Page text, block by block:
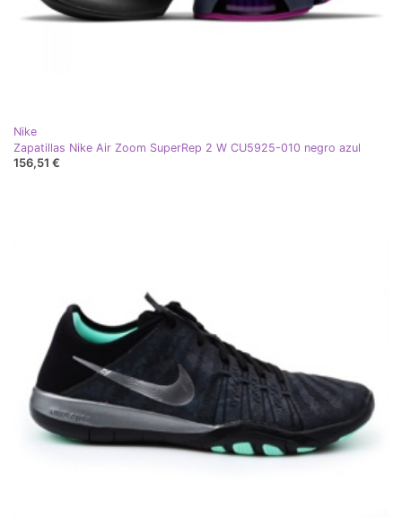
Nike
Zapatillas Nike Air Zoom SuperRep 2 W CU5925-010 negro azul
156,51 €